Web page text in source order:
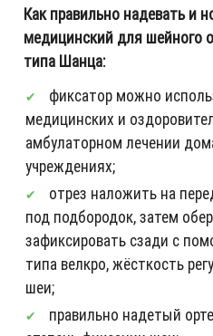
Как правильно надевать и
медицинский для шейного
типа Шанца:
фиксатор можно
медицинских и
амбулаторном лечении
учреждениях;
отрез наложить на
под подбородок, затем
зафиксировать сзади с
типа велкро, жёсткость
шеи;
правильно надетый